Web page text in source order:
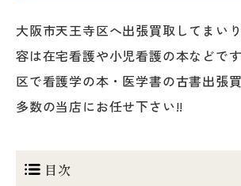
大阪市天王寺区へ出張買取してまい
容は在宅看護や小児看護の本などで
区で看護学の本・医学書の古書出張
多数の当店にお任せ下さい!!
目次